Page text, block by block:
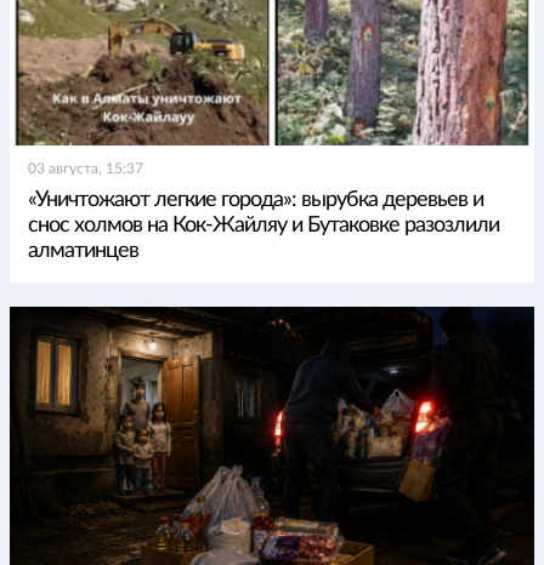
03 августа, 15:37
«Уничтожают легкие города»: вырубка деревьев и
снос холмов на Кок-Жайляу и Бутаковке разозлили
алматинцев